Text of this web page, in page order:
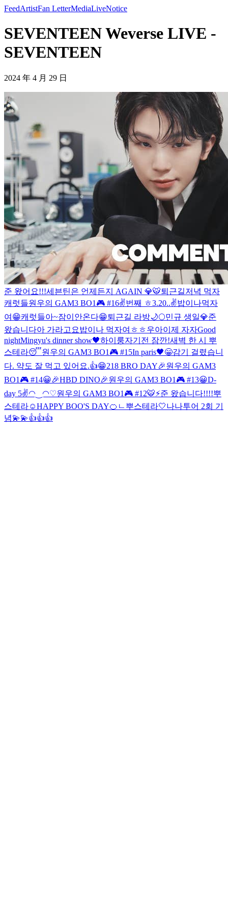
FeedArtistFan LetterMediaLiveNotice
SEVENTEEN Weverse LIVE -
SEVENTEEN
2024 年 4 月 29 日
준 왔어요!!!세븐틴은 언제든지 AGAIN 💎🐯퇴근길저녁 먹자
캐럿들원우의 GAM3 BO1🎮 #16✌️번째 ㅎ3.20..✌️밥이나먹자
여 😁캐럿들아~잠이안온다😁퇴근길 라방🌙🌕민규 생일💎준
왔습니다아 가라고요밥이나 먹자여ㅎㅎ우아이제 자자Good
nightMingyu's dinner show🖤하이룽자기전 잠깐!새벽 한 시 뿌
스테라😴원우의 GAM3 BO1🎮 #15In paris🖤😁감기 걸렸습니
다. 약도 잘 먹고 있어요.👍😁218 BRO DAY🎉원우의 GAM3
BO1🎮 #14😀🎉HBD DINO🎉원우의 GAM3 BO1🎮 #13😀D-
day 5✌️◠‿◠♡원우의 GAM3 BO1🎮 #12🐯⚡️준 왔습니다!!!!뿌
스테라☺️HAPPY BOO'S DAY🍊 ㄴ 뿌스테라🤍나나투어 2회 기
념💫💫👍👍👍